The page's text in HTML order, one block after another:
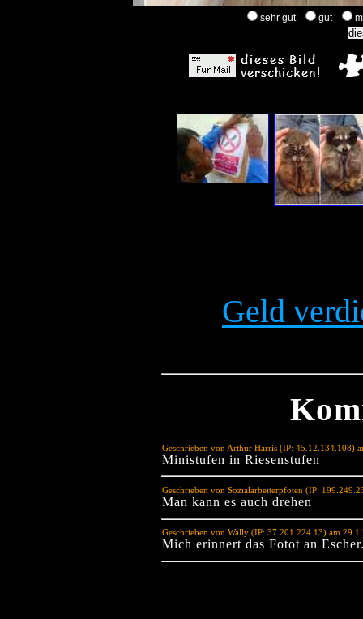
sehr gut gut
Geld
Geschrieben von Arthur Harris (IP: 45.12.134.108)
Ministufen in Riesenstufen
Geschrieben von Sozialarbeiterpfoten (IP:
Man kann es auch drehen
Geschrieben von Wally (IP: 37.201.224.13) am
Mich erinnert das Fotot an